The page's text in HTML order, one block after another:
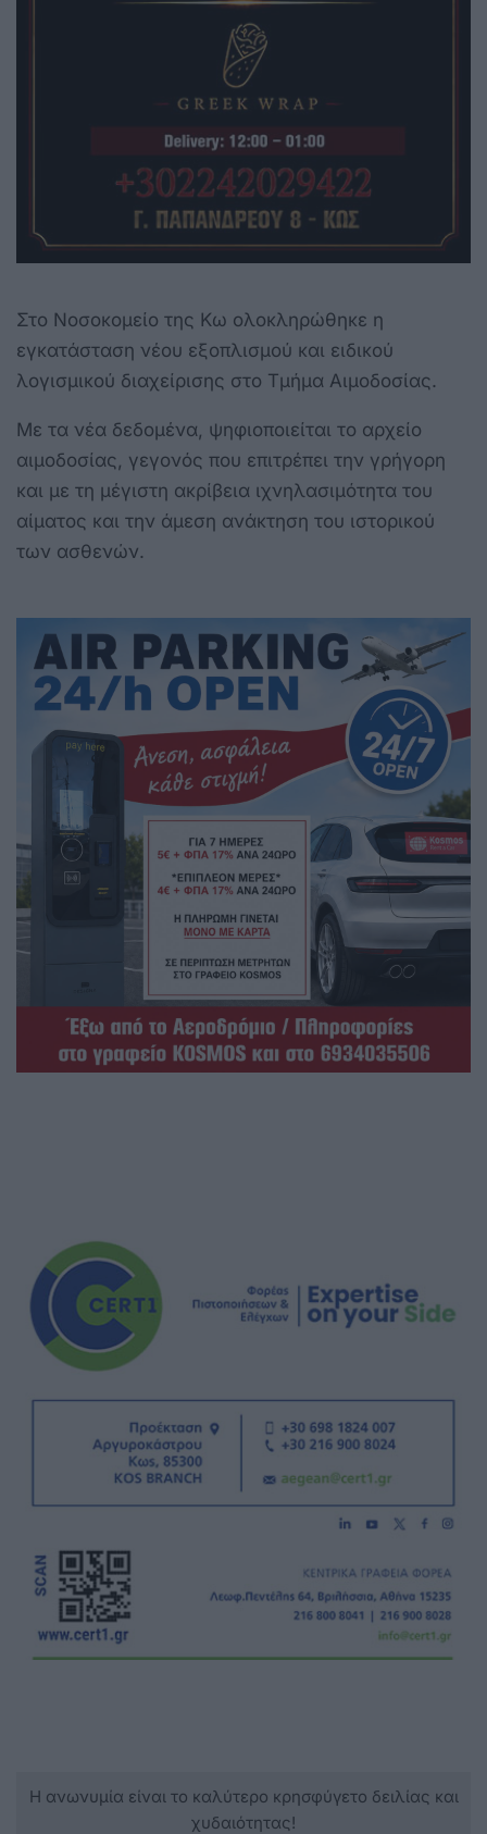
Στο Νοσοκομείο της Κω ολοκληρώθηκε η
εγκατάσταση νέου εξοπλισμού και ειδικού
λογισμικού διαχείρισης στο Τμήμα Αιμοδοσίας.
Με τα νέα δεδομένα, ψηφιοποιείται το αρχείο
αιμοδοσίας, γεγονός που επιτρέπει την γρήγορη
και με τη μέγιστη ακρίβεια ιχνηλασιμότητα του
αίματος και την άμεση ανάκτηση του ιστορικού
των ασθενών.
Η ανωνυμία είναι το καλύτερο κρησφύγετο δειλίας και
χυδαιότητας!